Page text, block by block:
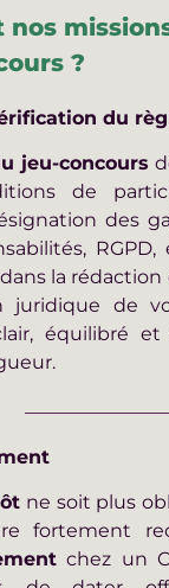
nos
?
du
jeu-concours
de
des
la rédaction
juridique de
équilibré
ne soit plus
fortement
chez un